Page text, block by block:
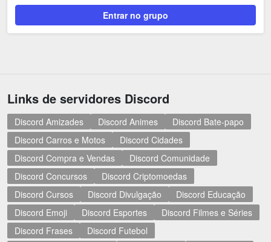
Entrar no grupo
Links de servidores Discord
Discord Amizades Discord Animes
Discord Bate-papo
Discord Carros e Motos
Discord Cidades
Discord Compra e Vendas
Discord Comunidade
Discord Concursos
Discord Criptomoedas
Discord Cursos
Discord Divulgação
Discord Educação
Discord Emoji
Discord Esportes
Discord Filmes e Séries
Discord Frases
Discord Futebol